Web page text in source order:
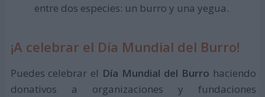
entre dos especies: un burro y una yegua.
¡A celebrar el Día Mundial del Burro!
Puedes celebrar el Día Mundial del Burro haciendo
donativos a organizaciones y fundaciones